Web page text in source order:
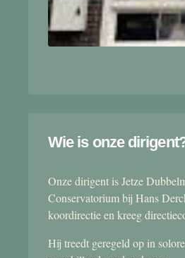
Wie is onze
Onze dirigent is Jetze
Conservatorium bij Hans
koordirectie en kreeg
Hij treedt geregeld op in